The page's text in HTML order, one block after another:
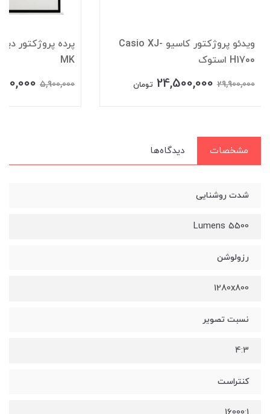
ویدئو پروژکتور کاسیو Casio XJ-
H1700 استوک
29,900,000
24,500,000 تومان
پرده پروژکتور
MK
5,900,000
مشخصات دیدگاه‌ها
شدت روشنایی
5500 Lumens
رزولوشن
1280x800
نسبت تصویر
4:3
کنتراست